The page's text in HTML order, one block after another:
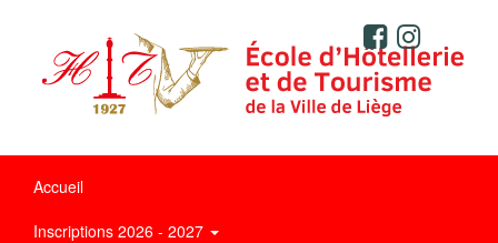
Accueil
Inscriptions 2026 - 2027